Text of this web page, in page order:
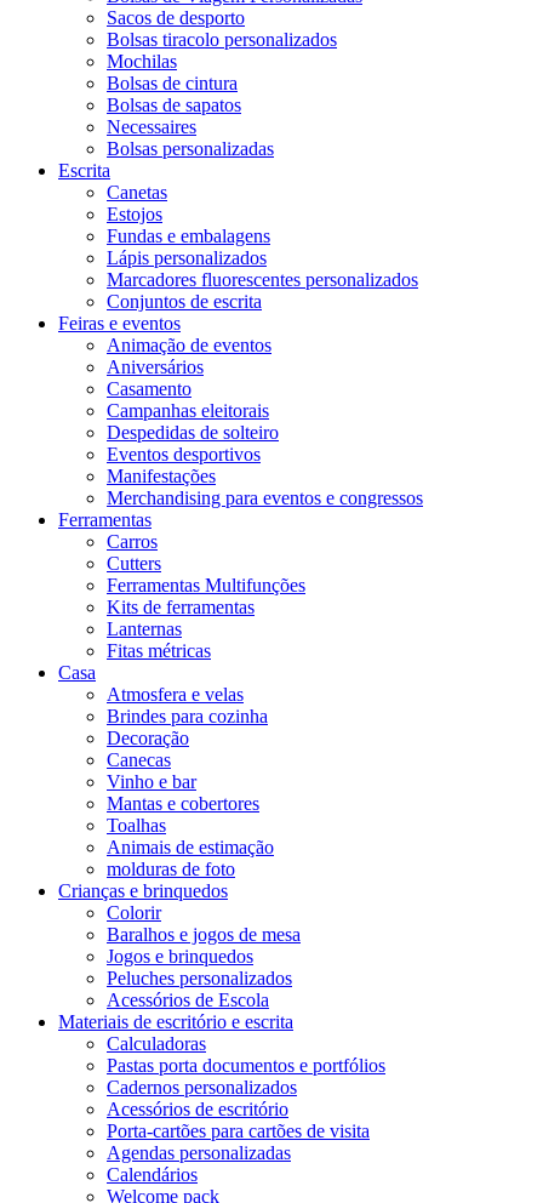
Sacos de desporto
Bolsas tiracolo personalizados
Mochilas
Bolsas de cintura
Bolsas de sapatos
Necessaires
Bolsas personalizadas
Escrita
Canetas
Estojos
Fundas e embalagens
Lápis personalizados
Marcadores fluorescentes personalizados
Conjuntos de escrita
Feiras e eventos
Animação de eventos
Aniversários
Casamento
Campanhas eleitorais
Despedidas de solteiro
Eventos desportivos
Manifestações
Merchandising para eventos e congressos
Ferramentas
Carros
Cutters
Ferramentas Multifunções
Kits de ferramentas
Lanternas
Fitas métricas
Casa
Atmosfera e velas
Brindes para cozinha
Decoração
Canecas
Vinho e bar
Mantas e cobertores
Toalhas
Animais de estimação
molduras de foto
Crianças e brinquedos
Colorir
Baralhos e jogos de mesa
Jogos e brinquedos
Peluches personalizados
Acessórios de Escola
Materiais de escritório e escrita
Calculadoras
Pastas porta documentos e portfólios
Cadernos personalizados
Acessórios de escritório
Porta-cartões para cartões de visita
Agendas personalizadas
Calendários
Welcome pack